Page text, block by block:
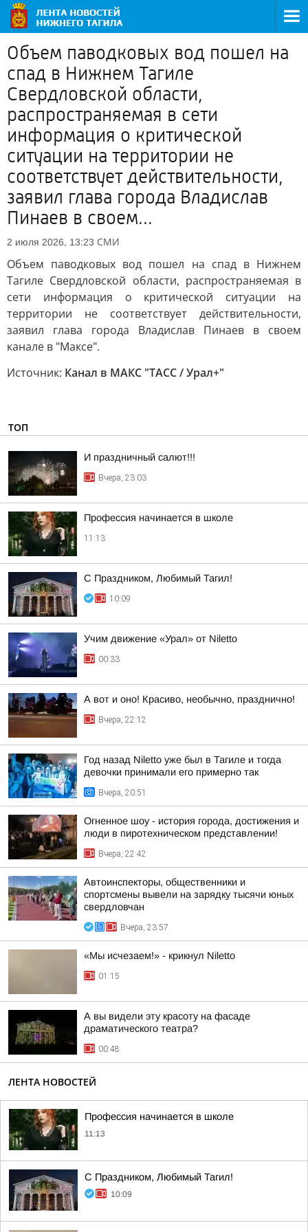
Объем паводковых вод пошел на
спад в Нижнем Тагиле
Свердловской области,
распространяемая в сети
информация о критической
ситуации на территории не
соответствует действительности,
заявил глава города Владислав
Пинаев в своем...
2 июля 2026, 13:23 СМИ
Объем паводковых вод пошел на спад в Нижнем
Тагиле Свердловской области, распространяемая в
сети информация о критической ситуации на
территории не соответствует действительности,
заявил глава города Владислав Пинаев в своем
канале в "Максе".
Источник: Канал в МАКС "ТАСС / Урал+"
ТОП
И праздничный салют!!!
Вчера, 23:03
Профессия начинается в школе
11:13
С Праздником, Любимый Тагил!
10:09
Учим движение «Урал» от Niletto
00:33
А вот и оно! Красиво, необычно, празднично!
Вчера, 22:12
Год назад Niletto уже был в Тагиле и тогда
девочки принимали его примерно так
Вчера, 20:51
Огненное шоу - история города, достижения и
люди в пиротехническом представлении!
Вчера, 22:42
Автоинспекторы, общественники и
спортсмены вывели на зарядку тысячи юных
свердловчан
Вчера, 23:57
«Мы исчезаем!» - крикнул Niletto
01:15
А вы видели эту красоту на фасаде
драматического театра?
00:48
ЛЕНТА НОВОСТЕЙ
Профессия начинается в школе
11:13
С Праздником, Любимый Тагил!
10:09